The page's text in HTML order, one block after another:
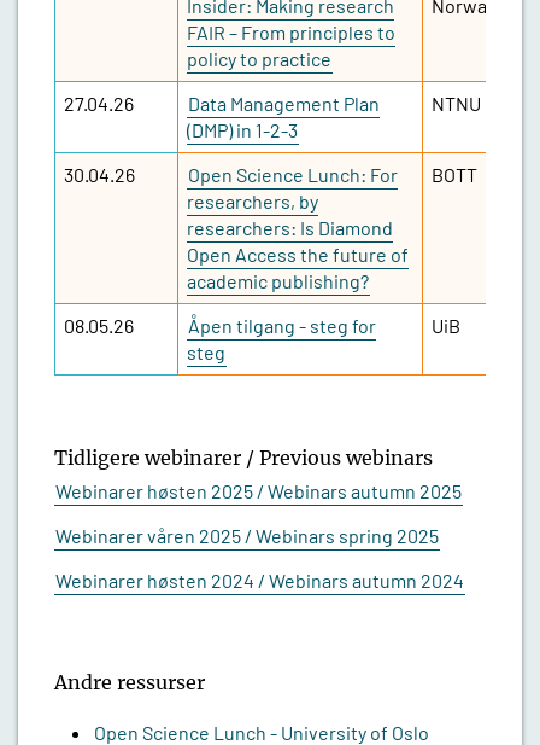
Insider: Making research
FAIR – From principles to
policy to practice
Norway
27.04.26
Data Management Plan
(DMP) in 1-2-3
NTNU
30.04.26
Open Science Lunch: For
researchers, by
researchers: Is Diamond
Open Access the future of
academic publishing?
BOTT
08.05.26
Åpen tilgang - steg for
steg
UiB
Tidligere webinarer / Previous webinars
Webinarer høsten 2025 / Webinars autumn 2025
Webinarer våren 2025 / Webinars spring 2025
Webinarer høsten 2024 / Webinars autumn 2024
Andre ressurser
Open Science Lunch - University of Oslo